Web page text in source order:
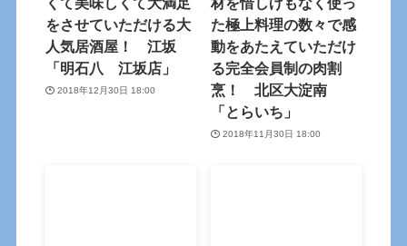
をさせていただける大
人気居酒屋！ 江坂
「明石八 江坂店」
2018年12月30日 18:00
た極上料理の数々で感
動をあたえていただけ
る完全会員制の肉割
烹！ 北区大淀南
「とらいち」
2018年11月30日 18:00